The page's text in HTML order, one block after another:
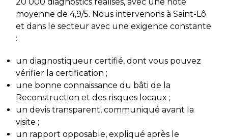
moyenne de 4,9/5. Nous intervenons à Saint-Lô
et dans le secteur avec une exigence constante
:
un diagnostiqueur certifié, dont vous pouvez
vérifier la certification ;
une bonne connaissance du bâti de la
Reconstruction et des risques locaux ;
un devis transparent, communiqué avant la
visite ;
un rapport opposable, expliqué après le